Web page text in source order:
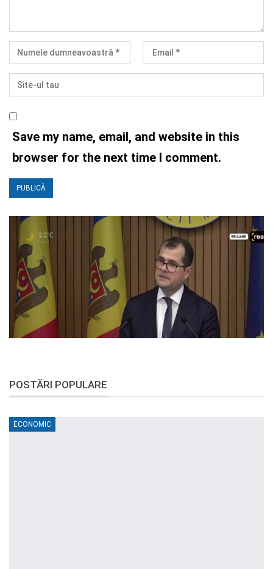
Save my name, email, and website in this
browser for the next time I comment.
POSTĂRI POPULARE
ECONOMIC